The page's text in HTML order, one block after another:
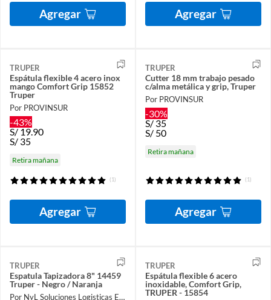
Agregar Agregar
TRUPER
Espátula flexible 4 acero inox
mango Comfort Grip 15852
Truper
Por PROVINSUR
-43%
S/19.90
S/ 35
Retira mañana
(1)
Agregar
TRUPER
Cutter 18 mm trabajo pesado
c/alma metálica y grip, Truper
Por PROVINSUR
-30%
S/35
S/ 50
Retira mañana
(1)
Agregar
TRUPER
Espatula Tapizadora 8" 14459
Truper - Negro / Naranja
Por NyL Soluciones Logisticas EIRL
TRUPER
Espátula flexible 6 acero
inoxidable, Comfort Grip,
TRUPER - 15854